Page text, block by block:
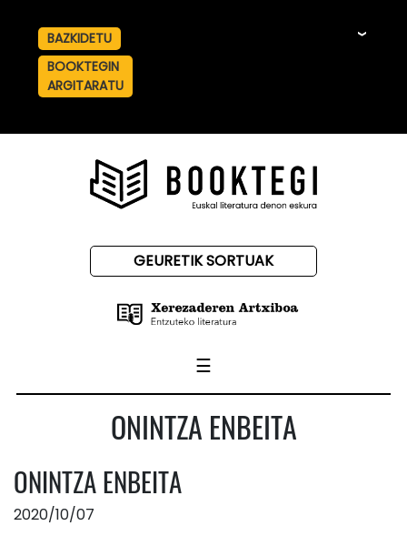
BAZKIDETU
BOOKTEGIN
ARGITARATU
GEURETIK SORTUAK
☰
ONINTZA ENBEITA
ONINTZA ENBEITA
2020/10/07